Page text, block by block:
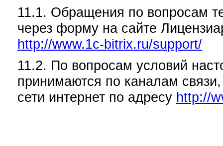
11.1. Обращения по вопросам
через форму на сайте
http://www.1c-bitrix.ru/support/
11.2. По вопросам условий
принимаются по каналам
сети интернет по адресу http://